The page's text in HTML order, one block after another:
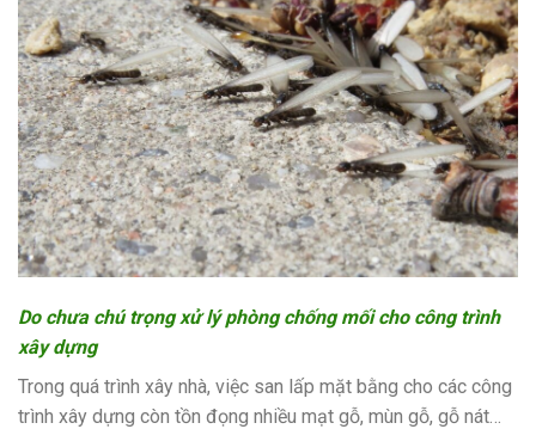
Do chưa chú trọng xử lý phòng chống mối cho công trình
xây dựng
Trong quá trình xây nhà, việc san lấp mặt bằng cho các công
trình xây dựng còn tồn đọng nhiều mạt gỗ, mùn gỗ, gỗ nát…